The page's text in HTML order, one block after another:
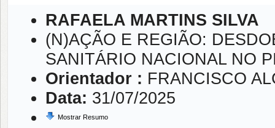
RAFAELA MARTINS SILVA
(N)AÇÃO E REGIÃO:
SANITÁRIO NACIONAL NO
Orientador : FRANCISCO
Data: 31/07/2025
Mostrar Resumo